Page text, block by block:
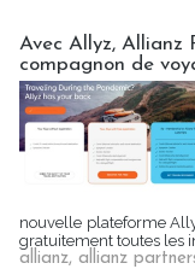
Avec Allyz, Allianz
compagnon de
nouvelle plateforme
gratuitement toutes les
allianz, allianz